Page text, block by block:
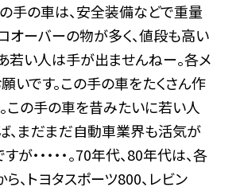
手の車は、安全装備などで重量
オーバーの物が多く、値段も高い
若い人は手が出ませんねー。各メ
いです。この手の車をたくさん作
この手の車を昔みたいに若い人
、まだまだ自動車業界も活気が
が・・・・・。70年代、80年代は、各
、トヨタスポーツ800、レビン